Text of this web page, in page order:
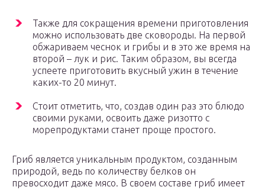
Также для сокращения времени приготовления
можно использовать две сковороды. На первой
обжариваем чеснок и грибы и в это же время на
второй – лук и рис. Таким образом, вы всегда
успеете приготовить вкусный ужин в течение
каких-то 20 минут.
Стоит отметить, что, создав один раз это блюдо
своими руками, освоить даже ризотто с
морепродуктами станет проще простого.
Гриб является уникальным продуктом, созданным
природой, ведь по количеству белков он
превосходит даже мясо. В своем составе гриб имеет